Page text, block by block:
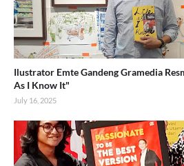
Ilustrator Emte Gandeng Gramedia
As I Know It"
July 16, 2025